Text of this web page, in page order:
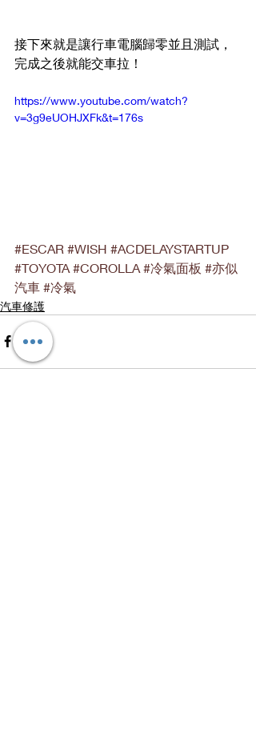
接下來就是讓行車電腦歸零並且測試，
完成之後就能交車拉！
https://www.youtube.com/watch?
v=3g9eUOHJXFk&t=176s
#ESCAR #WISH #ACDELAYSTARTUP
#TOYOTA #COROLLA #冷氣面板 #亦似
汽車 #冷氣
汽車修護